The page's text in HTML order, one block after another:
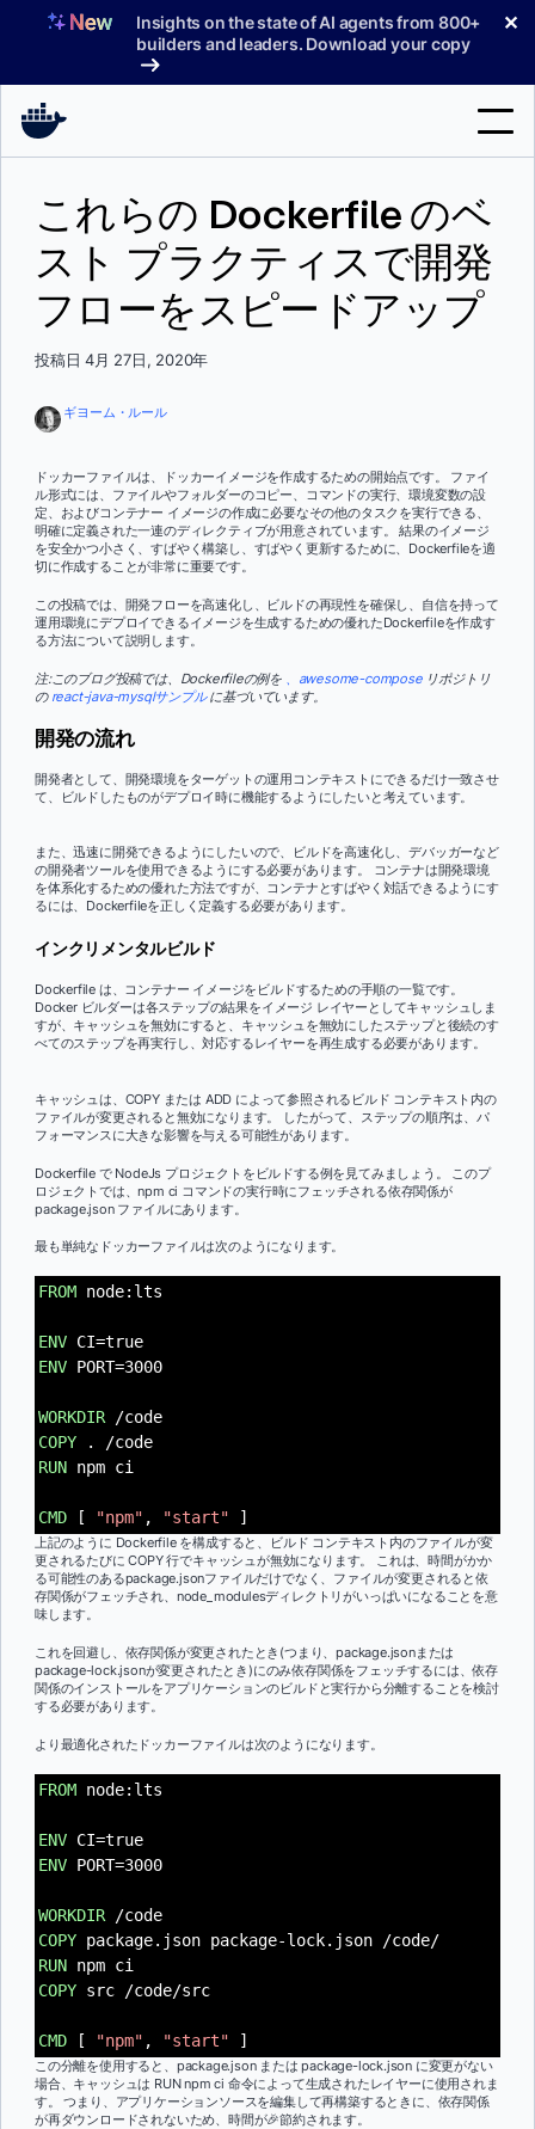
へ
Insights on the state of AI agents from 800+
builders and leaders. Download your copy
✕
索
サインイン
これらの Dockerfile のベ
スト プラクティスで開発
フローをスピードアップ
投稿日 4月 27日, 2020年
ギヨーム・ルール
ドッカーファイルは、ドッカーイメージを作成するための開始点です。 ファイ
ル形式には、ファイルやフォルダーのコピー、コマンドの実行、環境変数の設
定、およびコンテナー イメージの作成に必要なその他のタスクを実行できる、
明確に定義された一連のディレクティブが用意されています。 結果のイメージ
を安全かつ小さく、すばやく構築し、すばやく更新するために、Dockerfileを適
切に作成することが非常に重要です。
この投稿では、開発フローを高速化し、ビルドの再現性を確保し、自信を持って
運用環境にデプロイできるイメージを生成するための優れたDockerfileを作成す
る方法について説明します。
注:このブログ投稿では、Dockerfileの例を 、awesome-composeリポジトリ
の react-java-mysqlサンプルに基づいています。
開発の流れ
開発者として、開発環境をターゲットの運用コンテキストにできるだけ一致させ
て、ビルドしたものがデプロイ時に機能するようにしたいと考えています。
また、迅速に開発できるようにしたいので、ビルドを高速化し、デバッガーなど
の開発者ツールを使用できるようにする必要があります。 コンテナは開発環境
を体系化するための優れた方法ですが、コンテナとすばやく対話できるようにす
るには、Dockerfileを正しく定義する必要があります。
インクリメンタルビルド
Dockerfile は、コンテナー イメージをビルドするための手順の一覧です。
Docker ビルダーは各ステップの結果をイメージ レイヤーとしてキャッシュしま
すが、キャッシュを無効にすると、キャッシュを無効にしたステップと後続のす
べてのステップを再実行し、対応するレイヤーを再生成する必要があります。
キャッシュは、COPY または ADD によって参照されるビルド コンテキスト内の
ファイルが変更されると無効になります。 したがって、ステップの順序は、パ
フォーマンスに大きな影響を与える可能性があります。
Dockerfile で NodeJs プロジェクトをビルドする例を見てみましょう。 このプ
ロジェクトでは、npm ci コマンドの実行時にフェッチされる依存関係が
package.json ファイルにあります。
最も単純なドッカーファイルは次のようになります。
FROM node:lts
ENV CI=true
ENV PORT=3000
WORKDIR /code
COPY . /code
RUN npm ci
CMD [ "npm" , "start" ]
上記のように Dockerfile を構成すると、ビルド コンテキスト内のファイルが変
更されるたびに COPY 行でキャッシュが無効になります。 これは、時間がかか
る可能性のあるpackage.jsonファイルだけでなく、ファイルが変更されると依
存関係がフェッチされ、node_modulesディレクトリがいっぱいになることを意
味します。
これを回避し、依存関係が変更されたとき(つまり、package.jsonまたは
package-lock.jsonが変更されたとき)にのみ依存関係をフェッチするには、依存
関係のインストールをアプリケーションのビルドと実行から分離することを検討
する必要があります。
より最適化されたドッカーファイルは次のようになります。
FROM node:lts
ENV CI=true
ENV PORT=3000
WORKDIR /code
COPY package.json package-lock.json /code/
RUN npm ci
COPY src /code/src
CMD [ "npm" , "start" ]
この分離を使用すると、package.json または package-lock.json に変更がない
場合、キャッシュは RUN npm ci 命令によって生成されたレイヤーに使用されま
す。 つまり、アプリケーションソースを編集して再構築するときに、依存関係
が再ダウンロードされないため、時間が🎉節約されます。